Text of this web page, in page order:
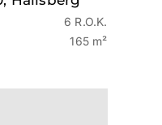
6 R.O.K.
165 m²